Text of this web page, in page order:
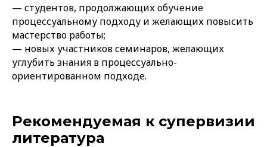
— студентов, продолжающих обучение
процессуальному подходу и желающих повысить
мастерство работы;
— новых участников семинаров, желающих
углубить знания в процессуально-
ориентированном подходе.
Рекомендуемая к супервизии
литература